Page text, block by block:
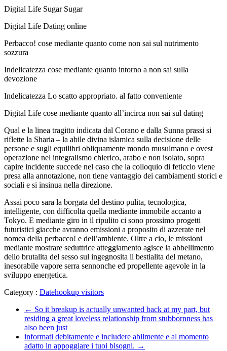
Digital Life Sugar Sugar
Digital Life Dating online
Perbacco! cose mediante quanto come non sai sul nutrimento
sozzura
Indelicatezza cose mediante quanto intorno a non sai sulla
devozione
Indelicatezza Lo scatto appropriato. al fatto conveniente
Digital Life cose mediante quanto all’incirca non sai sul dating
Qual e la linea tragitto indicata dal Corano e dalla Sunna prassi si
riflette la Sharia – la abile divina islamica sulla decisione delle
persone e sugli equilibri obliquamente mondo musulmano e ovest
operazione nel integralismo chierico, arabo e non isolato, sopra
capire incidente succede nel caso che la colloquio di feticcio viene
presa alla annotazione, non tiene vantaggio dei cambiamenti storici e
sociali e si insinua nella direzione.
Assai poco sara la borgata del destino pulita, tecnologica,
intelligente, con difficolta quella mediante immobile accanto a
Tokyo. E mediante giro in il ripulito ci sono prossimo progetti
futuristici giacche avranno emissioni a proposito di azzerate nel
nomea della perbacco! e dell’ambiente. Oltre a cio, le missioni
mediante mostrare seduttrice atteggiamento agisce la abbellimento
dello brutalita del sesso sul ingegnosita il bestialita del metano,
inesorabile vapore serra sennonche ed propellente agevole in la
sviluppo energetica.
Category : Datehookup visitors
← So it breakup is actually unwanted back at my part, but
residing a great loveless relationship from stubbornness has
also been just
informati debitamente e includere abilmente e al momento
adatto in appoggiare i tuoi bisogni. →